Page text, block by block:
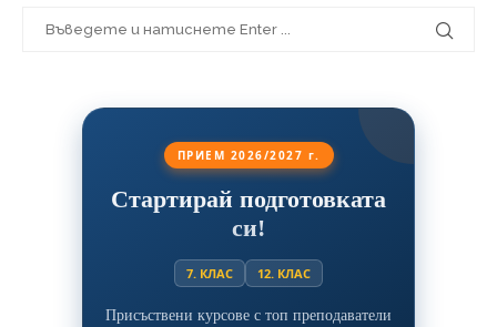
ПРИЕМ 2026/2027 г.
Стартирай подготовката
си!
7. КЛАС 12. КЛАС
Присъствени курсове с топ преподаватели